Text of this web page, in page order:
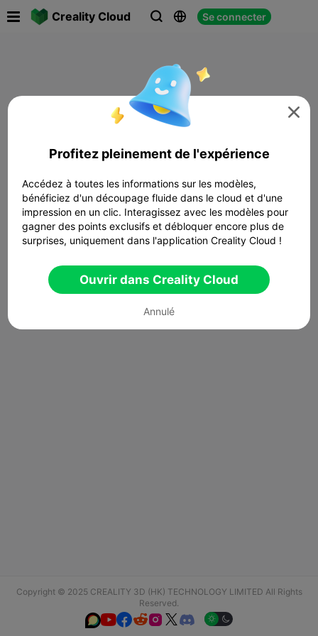
Creality Cloud   Se connecter
Copyright © 2025 CREALITY 3D (HK) TECHNOLOGY LIMITED All Rights
Reserved.
  

Profitez pleinement de l'expérience
Accédez à toutes les informations sur les modèles,
bénéficiez d'un découpage fluide dans le cloud et d'une
impression en un clic. Interagissez avec les modèles pour
gagner des points exclusifs et débloquer encore plus de
surprises, uniquement dans l'application Creality Cloud !
Ouvrir dans Creality Cloud
Annulé